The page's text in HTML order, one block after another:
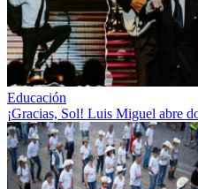
Educación
¡Gracias, Sol! Luis Miguel abre